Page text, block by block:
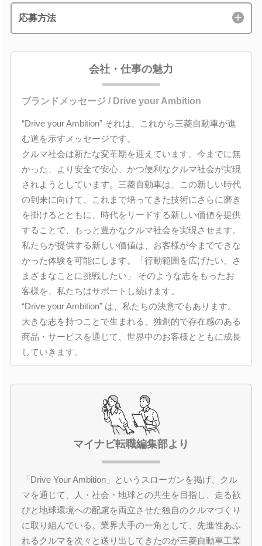
応募方法
会社・仕事の魅力
ブランドメッセージ / Drive your Ambition
“Drive your Ambition” それは、これから三菱自動車が進
む道を示すメッセージです。
クルマ社会は新たな変革期を迎えています。今までに無
かった、より安全で安心、かつ便利なクルマ社会が実現
されようとしています。三菱自動車は、この新しい時代
の到来に向けて、これまで培ってきた技術にさらに磨き
を掛けるとともに、時代をリードする新しい価値を提供
することで、もっと豊かなクルマ社会を実現させます。
私たちが提供する新しい価値は、お客様が今までできな
かった体験を可能にします。「行動範囲を広げたい、さ
まざまなことに挑戦したい」 そのような志をもったお
客様を、私たちはサポートし続けます。
“Drive your Ambition” は、私たちの決意でもあります。
大きな志を持つことで生まれる、独創的で存在感のある
商品・サービスを通じて、世界中のお客様とともに成長
していきます。
マイナビ転職編集部より
「Drive Your Ambition」というスローガンを掲げ、クル
マを通じて、人・社会・地球との共生を目指し、走る歓
びと地球環境への配慮を両立させた独自のクルマづくり
に取り組んでいる。業界大手の一角として、先進性あふ
れるクルマを次々と送り出してきたのが三菱自動車工業